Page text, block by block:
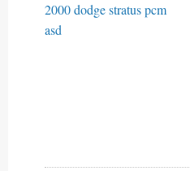
2000 dodge stratus pcm
asd